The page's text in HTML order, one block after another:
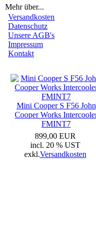
Mehr über...
Versandkosten
Datenschutz
Unsere AGB's
Impressum
Kontakt
Mini Cooper S F56 John
Cooper Works
FMINT7
899,00 EUR
incl. 20 % UST
exkl.Versandkosten